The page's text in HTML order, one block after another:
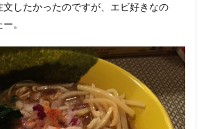
文したかったのですが、エビ好きなの
。